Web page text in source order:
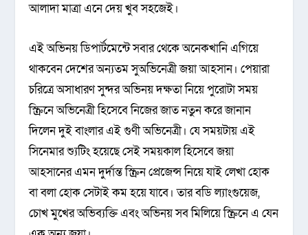
আলাদা মাত্রা এনে দেয় খুব সহজেই।
এই অভিনয় ডিপার্টমেন্টে সবার থেকে অনেকখানি এগিয়ে
থাকবেন দেশের অন্যতম সুঅভিনেত্রী জয়া আহসান। পেয়ারা
চরিত্রে অসাধারণ সুন্দর অভিনয় দক্ষতা নিয়ে পুরোটা সময়
স্ক্রিনে অভিনেত্রী হিসেবে নিজের জাত নতুন করে জানান
দিলেন দুই বাংলার এই গুণী অভিনেত্রী। যে সময়টায় এই
সিনেমার শ্যুটিং হয়েছে সেই সময়কাল হিসেবে জয়া
আহসানের এমন দুর্দান্ত স্ক্রিন প্রেজেন্স নিয়ে যাই লেখা হোক
বা বলা হোক সেটাই কম হয়ে যাবে। তার বডি ল্যাংগুয়েজ,
চোখ মুখের অভিব্যক্তি এবং অভিনয় সব মিলিয়ে স্ক্রিনে এ যেন